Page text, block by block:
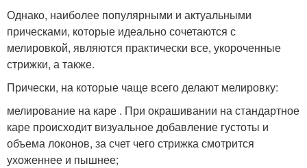
Однако, наиболее популярными и актуальными
прическами, которые идеально сочетаются с
мелировкой, являются практически все, укороченные
стрижки, а также.
Прически, на которые чаще всего делают мелировку:
мелирование на каре . При окрашивании на стандартное
каре происходит визуальное добавление густоты и
объема локонов, за счет чего стрижка смотрится
ухоженнее и пышнее;